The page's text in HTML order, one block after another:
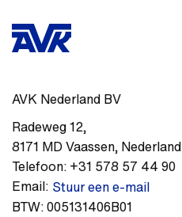
AVK Nederland BV
Radeweg 12,
8171 MD Vaassen, Nederland
Telefoon: +31 578 57 44 90
Email: Stuur een e-mail
BTW:005131406B01